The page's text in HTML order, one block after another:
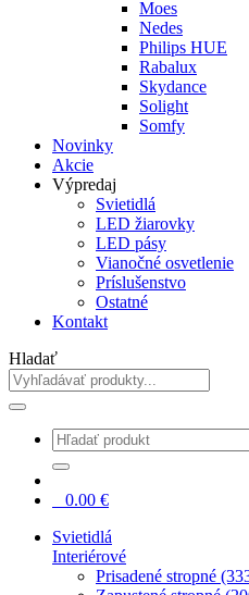
Moes
Nedes
Philips HUE
Rabalux
Skydance
Solight
Somfy
Novinky
Akcie
Výpredaj
Svietidlá
LED žiarovky
LED pásy
Vianočné osvetlenie
Príslušenstvo
Ostatné
Kontakt
Hladať
0.00 €
Svietidlá
Interiérové
Prisadené stropné